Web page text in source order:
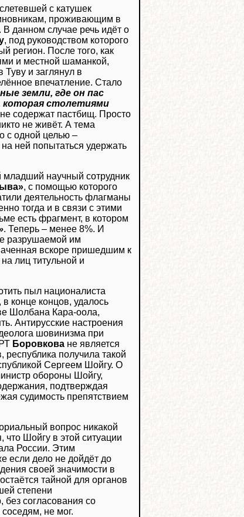
с катушек
проживающим в
данном случае речь идёт о
, под руководством которого
регион. После того, как
и местной шаманкой,
Туву и заглянул в
впечатление. Стало
земли, где он пас
которая столетиями
содержат пастбищ. Просто
не живёт. А тема
с одной целью –
ней попытаться удержать
младший научный сотрудник
, с помощью которого
деятельность флагманы
тогда и в связи с этими
есть фрагмент, в котором
. Теперь – менее 8%. И
разрушаемой им
вскоре пришедшим к
лиц титульной и
пыл националиста
конце концов, удалось
Шолбана Кара-оола,
Антирусские настроения
шовинизма при
Боровкова не является
получила такой
Сергеем Шойгу. О
обороны Шойгу,
подтверждая
судимость препятствием
вопрос никакой
что Шойгу в этой ситуации
России. Этим
если дело не дойдёт до
своей значимости в
тайной для органов
степени
согласования со
не мог.